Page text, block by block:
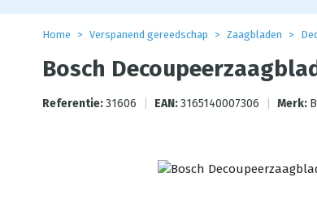
Home Verspanend gereedschap Zaagbladen
Bosch
Referentie:31606 EAN:3165140007306 Merk: